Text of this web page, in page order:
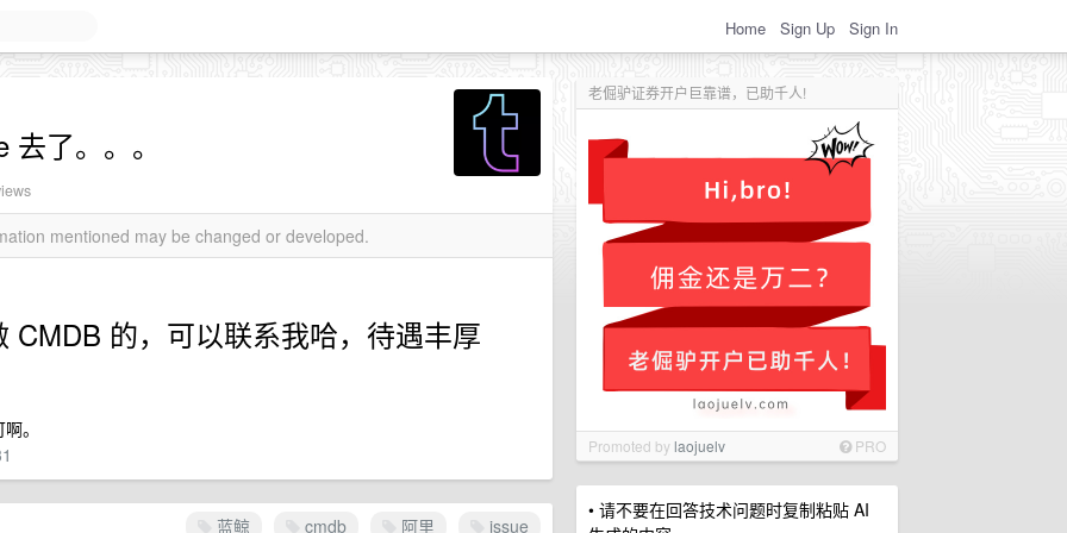
Home Sign Up Sign In
老倔驴证券开户巨靠谱，已助千人!
Promoted bylaojuelv PRO
• 请不要在回答技术问题时复制粘贴 AI
了。。。
mentioned may be changed or developed.
CMDB 的，可以联系我哈，待遇丰厚
。
蓝鲸 cmdb 阿里 issue